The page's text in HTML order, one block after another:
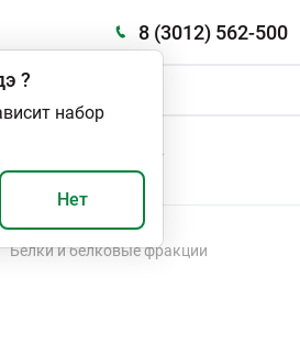
8 (3012) 562-500
?
набор
Нет
Белки и белковые фракции